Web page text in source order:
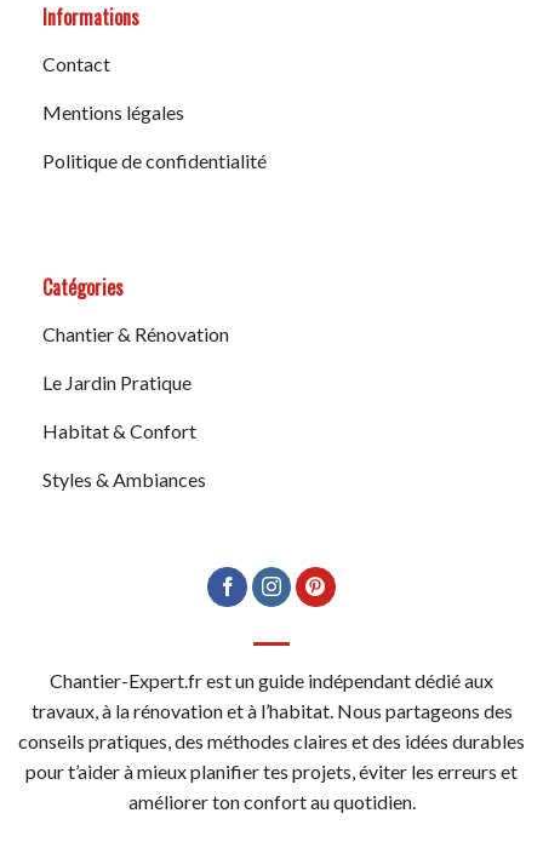
Informations
Contact
Mentions légales
Politique de confidentialité
Catégories
Chantier & Rénovation
Le Jardin Pratique
Habitat & Confort
Styles & Ambiances
Chantier-Expert.fr est un guide indépendant dédié aux
travaux, à la rénovation et à l’habitat. Nous partageons des
conseils pratiques, des méthodes claires et des idées durables
pour t’aider à mieux planifier tes projets, éviter les erreurs et
améliorer ton confort au quotidien.